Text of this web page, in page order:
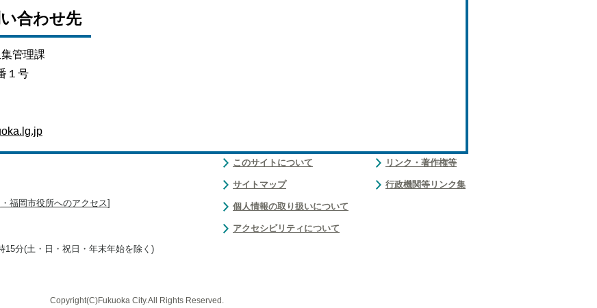
合わせ先
管理課
１号
福岡市役所へのアクセス]
15分(土・日・祝日・年末年始を除く)
このサイトについて
サイトマップ
個人情報の取り扱いについて
アクセシビリティについて
リンク・著作権等
行政機関等リンク集
Copyright(C)Fukuoka City.All Rights Reserved.